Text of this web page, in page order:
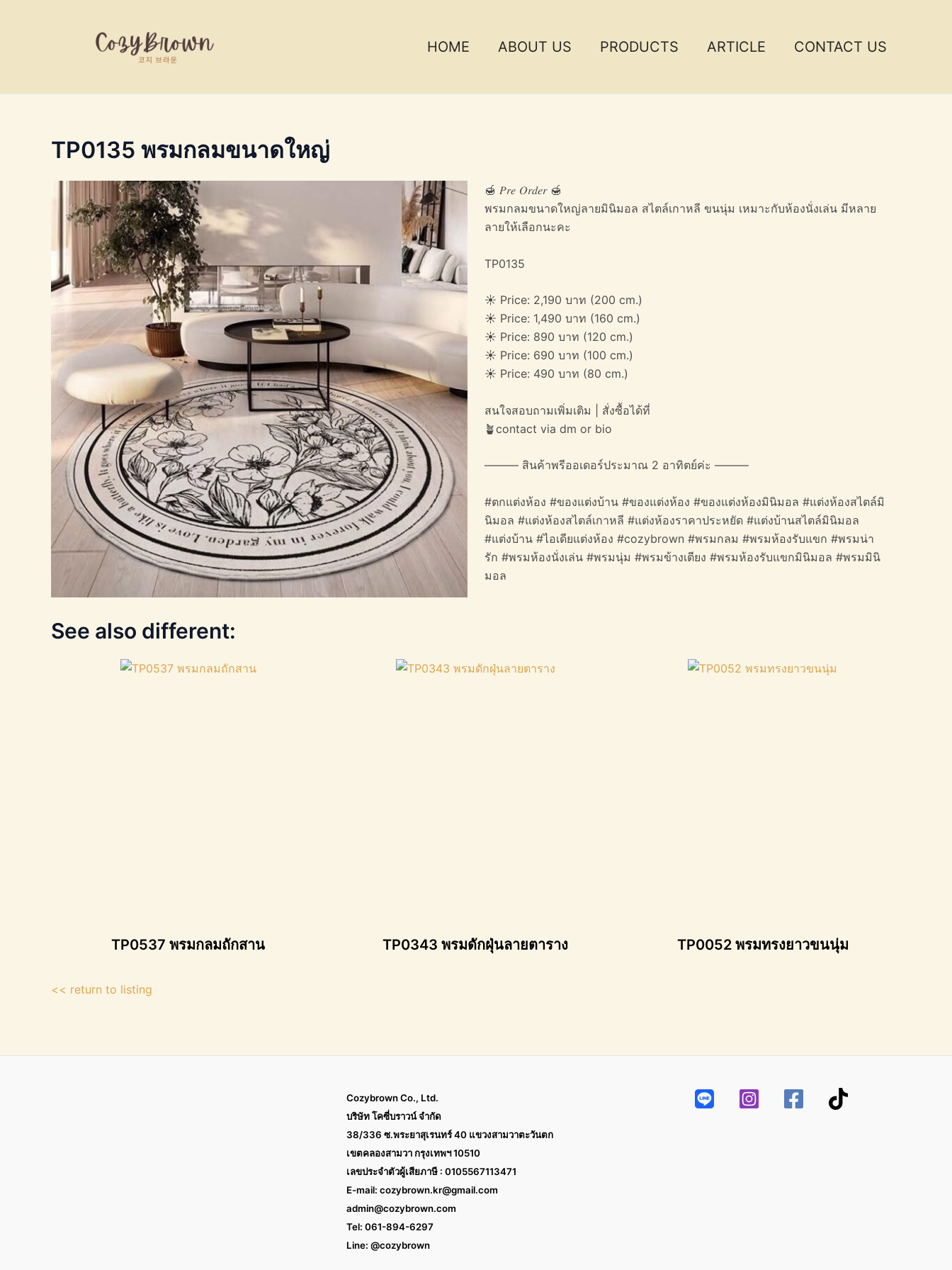
HOME ABOUT US PRODUCTS ARTICLE CONTACT US
TP0135 พรมกลมขนาดใหญ่
🍯 𝑃𝑟𝑒 𝑂𝑟𝑑𝑒𝑟 🍯
พรมกลมขนาดใหญ่ลายมินิมอล สไตล์เกาหลี ขนนุ่ม เหมาะกับห้องนั่งเล่น มีหลาย
ลายให้เลือกนะคะ
TP0135
☀️ Price: 2,190 บาท (200 cm.)
☀️ Price: 1,490 บาท (160 cm.)
☀️ Price: 890 บาท (120 cm.)
☀️ Price: 690 บาท (100 cm.)
☀️ Price: 490 บาท (80 cm.)
สนใจสอบถามเพิ่มเติม | สั่งซื้อได้ที่
🪴contact via dm or bio
——— สินค้าพรีออเดอร์ประมาณ 2 อาทิตย์ค่ะ ———
#ตกแต่งห้อง #ของแต่งบ้าน #ของแต่งห้อง #ของแต่งห้องมินิมอล #แต่งห้องสไตล์มิ
นิมอล #แต่งห้องสไตล์เกาหลี #แต่งห้องราคาประหยัด #แต่งบ้านสไตล์มินิมอล
#แต่งบ้าน #ไอเดียแต่งห้อง #cozybrown #พรมกลม #พรมห้องรับแขก #พรมน่า
รัก #พรมห้องนั่งเล่น #พรมนุ่ม #พรมข้างเตียง #พรมห้องรับแขกมินิมอล #พรมมินิ
มอล
See also different:
TP0537 พรมกลมถักสาน TP0343 พรมดักฝุ่นลายตาราง TP0052 พรมทรงยาวขนนุ่ม
<< return to listing
Cozybrown Co., Ltd.
บริษัท โคซี่บราวน์ จำกัด
38/336 ซ.พระยาสุเรนทร์ 40 แขวงสามวาตะวันตก
เขตคลองสามวา กรุงเทพฯ 10510
เลขประจำตัวผู้เสียภาษี : 0105567113471
E-mail: cozybrown.kr@gmail.com
admin@cozybrown.com
Tel: 061-894-6297
Line: @cozybrown